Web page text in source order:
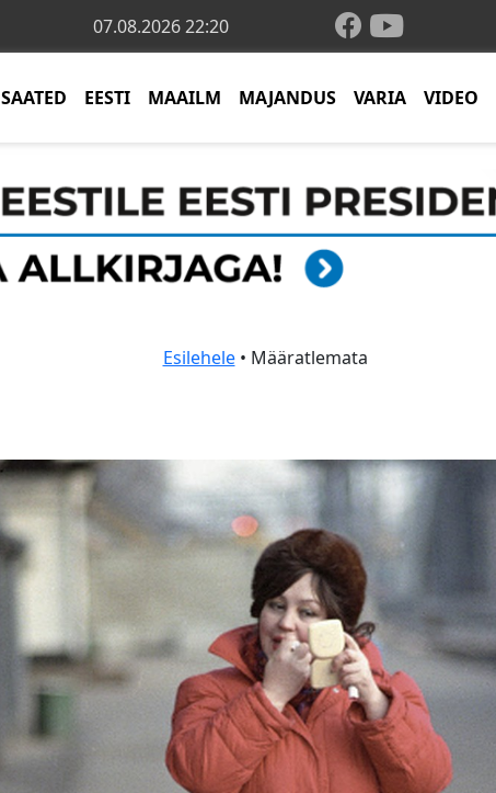
07.08.2026 22:20
SAATED EESTI MAAILM MAJANDUS VARIA VIDEO
Esilehele• Määratlemata